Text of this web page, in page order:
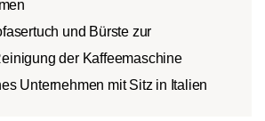
und Bürste zur
der Kaffeemaschine
Unternehmen mit Sitz in Italien